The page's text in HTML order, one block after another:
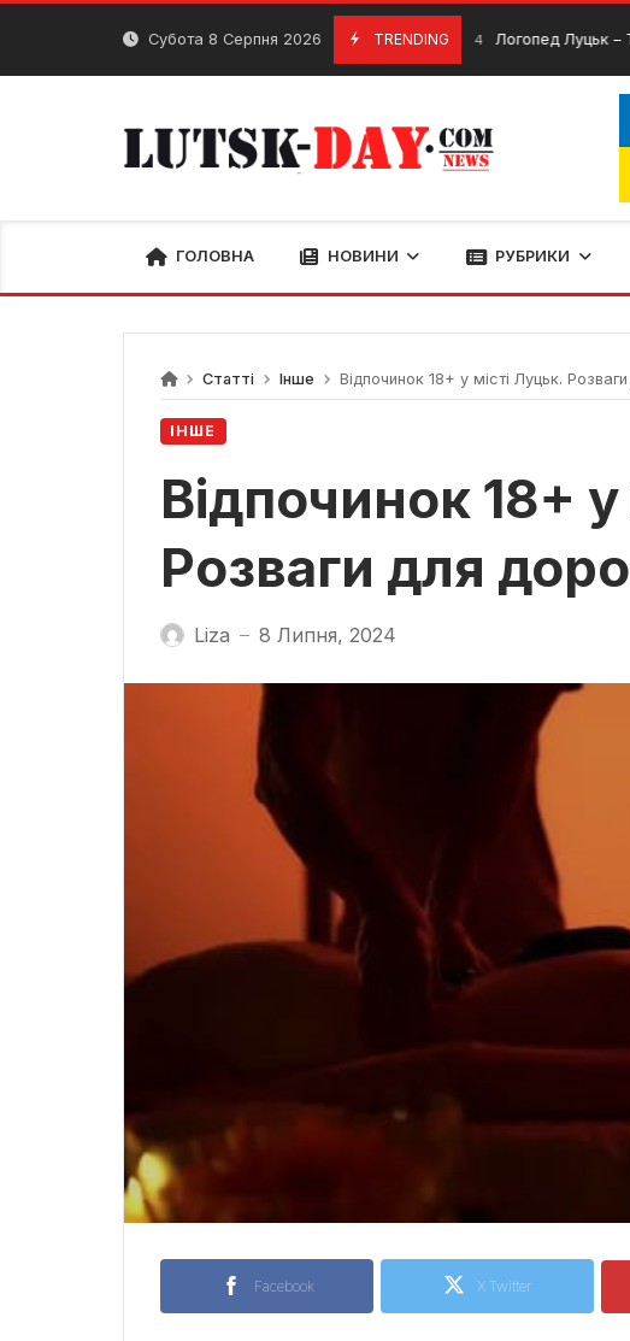
Skip
Субота 8 Серпня 2026 TRENDING
8 Грудня, 2024 Логопед Луцьк – ТОП
ГОЛОВНА НОВИНИ РУБРИКИ
Статті Інше Відпочинок 18+ у місті Луцьк.
ІНШЕ
Відпочинок 18+
Розваги для
Liza — 8 Липня, 2024
Facebook X Twitter